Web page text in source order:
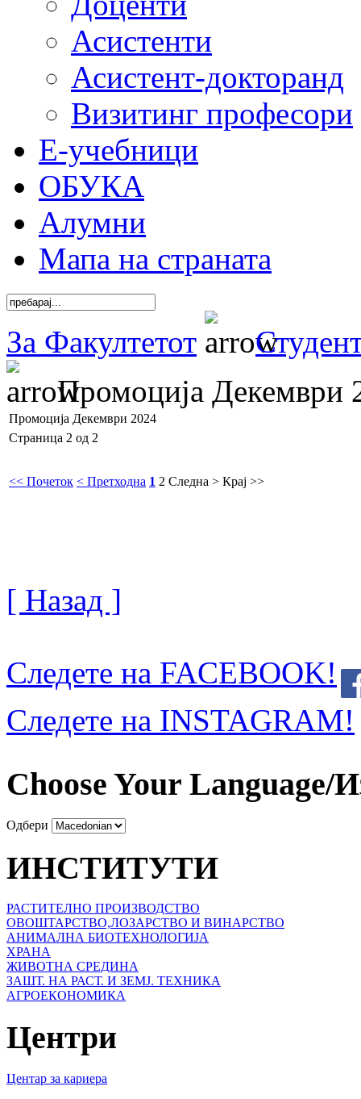
Асистенти
Асистент-докторанд
Визитинг професори
Е-учебници
ОБУКА
Алумни
Мапа на страната
За Факултетот
Промоција Декември
Промоција Декември 2024
Страница 2 од 2
<< Почеток < Претходна 1 2 Следна > Крај >>
[ Назад ]
Следете на FACEBOOK!
Следете на INSTAGRAM!
Choose Your Language/
Одбери
ИНСТИТУТИ
РАСТИТЕЛНО ПРОИЗВОДСТВО
ОВОШТАРСТВО,ЛОЗАРСТВО И ВИНАРСТВО
АНИМАЛНА БИОТЕХНОЛОГИЈА
ХРАНА
ЖИВОТНА СРЕДИНА
ЗАШТ. НА РАСТ. И ЗЕМЈ. ТЕХНИКА
АГРОЕКОНОМИКА
Центри
Центар за кариера